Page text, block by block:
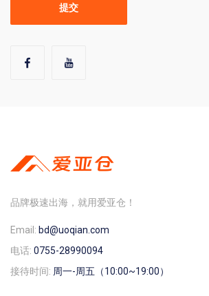
品牌极速出海，就用爱亚仓！
Email: bd@uoqian.com
电话: 0755-28990094
接待时间: 周一-周五（10:00~19:00）